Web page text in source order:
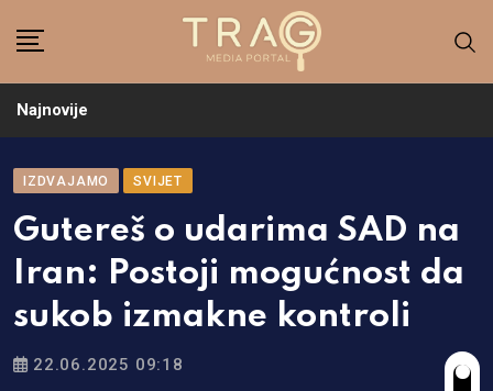
Najnovije
IZDVAJAMO SVIJET
Gutereš o udarima SAD na
Iran: Postoji mogućnost da
sukob izmakne kontroli
22.06.2025 09:18